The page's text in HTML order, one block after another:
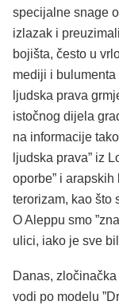
specijalne snage
izlazak i
bojišta, često u
mediji i bulumenta
ljudska prava
istočnog dijela
na informacije
ljudska prava” iz
oporbe” i
terorizam, kao što
O Aleppu smo
ulici, iako je sve
Danas,
vodi po modelu